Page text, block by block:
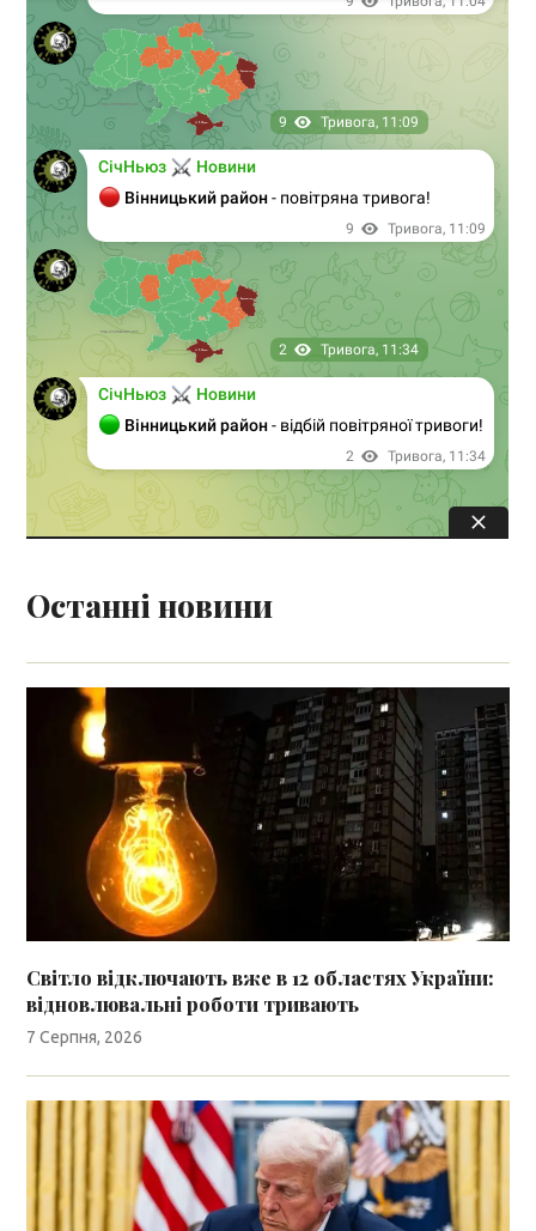
Останні новини
Світло відключають вже в 12 областях України:
відновлювальні роботи тривають
7 Серпня, 2026